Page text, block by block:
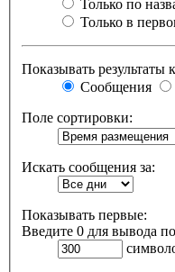
Только по
Только в
Показывать результаты
Сообщения
Поле сортировки:
Искать сообщения за:
Показывать первые:
Введите 0 для вывода